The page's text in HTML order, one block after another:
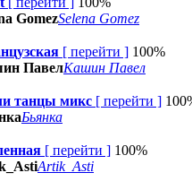
GomezSelena Gomez
[ перейти ] 100%
ПавелКашин Павел
танцы микс [ перейти ]
Бьянка
[ перейти ] 100%
Artik_Asti